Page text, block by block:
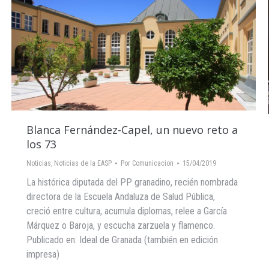
Blanca Fernández-Capel, un nuevo reto a
los 73
Noticias, Noticias de la EASP Por Comunicacion 15/04/2019
La histórica diputada del PP granadino, recién nombrada
directora de la Escuela Andaluza de Salud Pública,
creció entre cultura, acumula diplomas, relee a García
Márquez o Baroja, y escucha zarzuela y flamenco.
Publicado en: Ideal de Granada (también en edición
impresa)